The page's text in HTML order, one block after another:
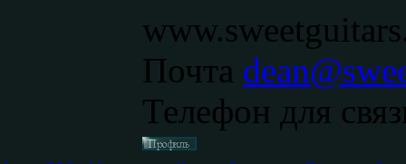
Почта
Телефон для